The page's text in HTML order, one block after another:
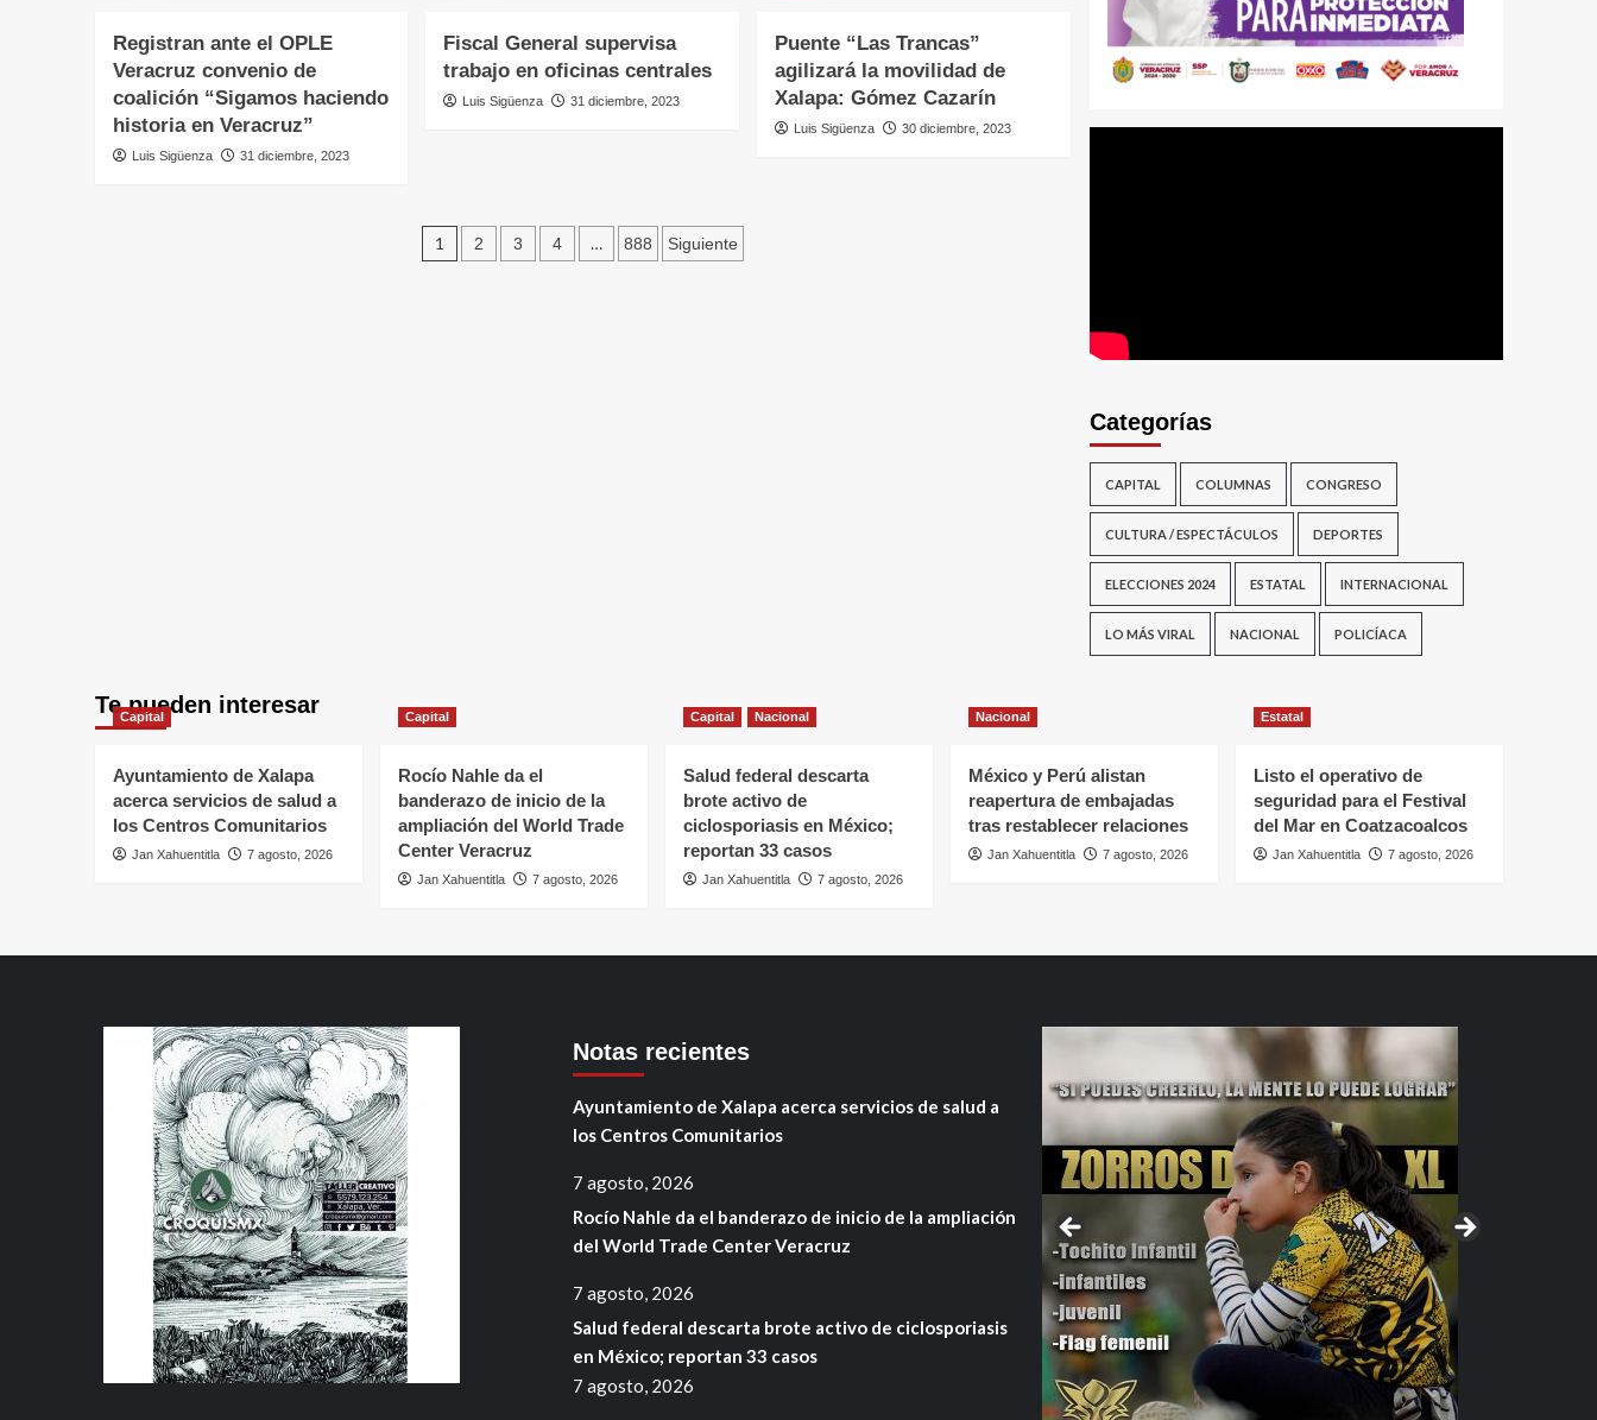
Registran ante el OPLE
Veracruz convenio de
coalición “Sigamos haciendo
historia en Veracruz”
Luis Sigüenza 31 diciembre, 2023
Fiscal General supervisa
trabajo en oficinas centrales
Luis Sigüenza 31 diciembre, 2023
Puente “Las Trancas”
agilizará la movilidad de
Xalapa: Gómez Cazarín
Luis Sigüenza 30 diciembre, 2023
1 2 3 4 … 888 Siguiente
Categorías
CAPITAL COLUMNAS CONGRESO
CULTURA / ESPECTÁCULOS DEPORTES
ELECCIONES 2024 ESTATAL INTERNACIONAL
LO MÁS VIRAL NACIONAL POLICÍACA
Te pueden interesar
Capital
Ayuntamiento de Xalapa
acerca servicios de salud a
los Centros Comunitarios
Jan Xahuentitla 7 agosto, 2026
Capital
Rocío Nahle da el
banderazo de inicio de la
ampliación del World Trade
Center Veracruz
Jan Xahuentitla 7 agosto, 2026
Capital Nacional
Salud federal descarta
brote activo de
ciclosporiasis en México;
reportan 33 casos
Jan Xahuentitla 7 agosto, 2026
Nacional
México y Perú alistan
reapertura de embajadas
tras restablecer relaciones
Jan Xahuentitla 7 agosto, 2026
Estatal
Listo el operativo de
seguridad para el Festival
del Mar en Coatzacoalcos
Jan Xahuentitla 7 agosto, 2026
Notas recientes
Ayuntamiento de Xalapa acerca servicios de salud a
los Centros Comunitarios
7 agosto, 2026
Rocío Nahle da el banderazo de inicio de la ampliación
del World Trade Center Veracruz
7 agosto, 2026
Salud federal descarta brote activo de ciclosporiasis
en México; reportan 33 casos
7 agosto, 2026